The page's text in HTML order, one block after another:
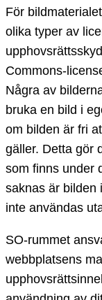
För
olika typer av
Commons-
Några av
bruka en bild i
om bilden är fri
gäller. Detta gör
som finns under
saknas är bilden
inte användas
SO-rummet
webbplatsens